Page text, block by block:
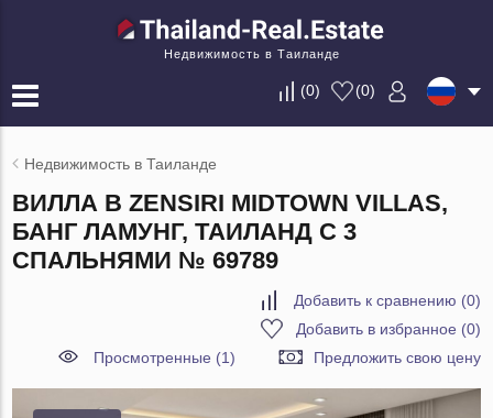
Недвижимость в Таиланде
(0) (0)
Недвижимость в Таиланде
ВИЛЛА В ZENSIRI MIDTOWN VILLAS,
БАНГ ЛАМУНГ, ТАИЛАНД С 3
СПАЛЬНЯМИ № 69789
Добавить к сравнению (0)
Добавить в избранное (0)
Просмотренные (1)
Предложить свою цену